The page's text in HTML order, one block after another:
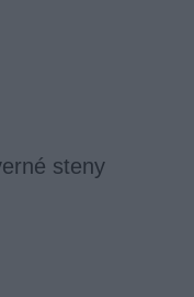
steny